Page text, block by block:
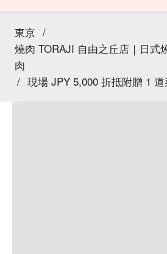
東京 /
燒肉 TORAJI 自由之丘店｜日式
肉
/ 現場 JPY 5,000 折抵附贈 1